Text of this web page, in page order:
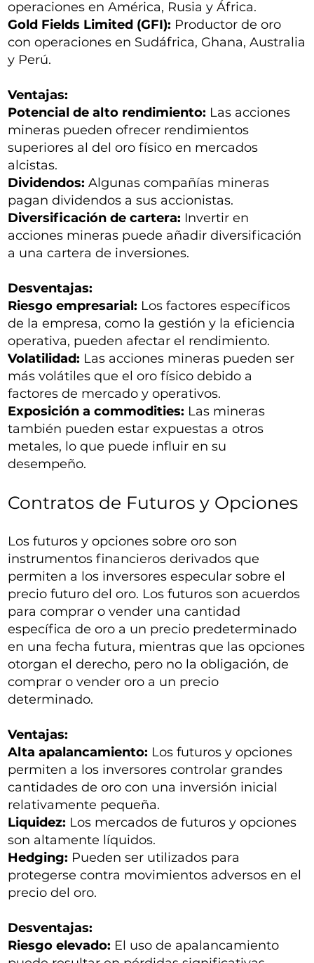
operaciones en América, Rusia y África.
Gold Fields Limited (GFI): Productor de oro
con operaciones en Sudáfrica, Ghana, Australia
y Perú.
Ventajas:
Potencial de alto rendimiento: Las acciones
mineras pueden ofrecer rendimientos
superiores al del oro físico en mercados
alcistas.
Dividendos: Algunas compañías mineras
pagan dividendos a sus accionistas.
Diversificación de cartera: Invertir en
acciones mineras puede añadir diversificación
a una cartera de inversiones.
Desventajas:
Riesgo empresarial: Los factores específicos
de la empresa, como la gestión y la eficiencia
operativa, pueden afectar el rendimiento.
Volatilidad: Las acciones mineras pueden ser
más volátiles que el oro físico debido a
factores de mercado y operativos.
Exposición a commodities: Las mineras
también pueden estar expuestas a otros
metales, lo que puede influir en su
desempeño.
Contratos de Futuros y Opciones
Los futuros y opciones sobre oro son
instrumentos financieros derivados que
permiten a los inversores especular sobre el
precio futuro del oro. Los futuros son acuerdos
para comprar o vender una cantidad
específica de oro a un precio predeterminado
en una fecha futura, mientras que las opciones
otorgan el derecho, pero no la obligación, de
comprar o vender oro a un precio
determinado.
Ventajas:
Alta apalancamiento: Los futuros y opciones
permiten a los inversores controlar grandes
cantidades de oro con una inversión inicial
relativamente pequeña.
Liquidez: Los mercados de futuros y opciones
son altamente líquidos.
Hedging: Pueden ser utilizados para
protegerse contra movimientos adversos en el
precio del oro.
Desventajas:
Riesgo elevado: El uso de apalancamiento